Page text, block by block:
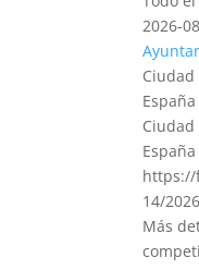
2026-
Ciudad
España
Ciudad
España
https://
14/
Más